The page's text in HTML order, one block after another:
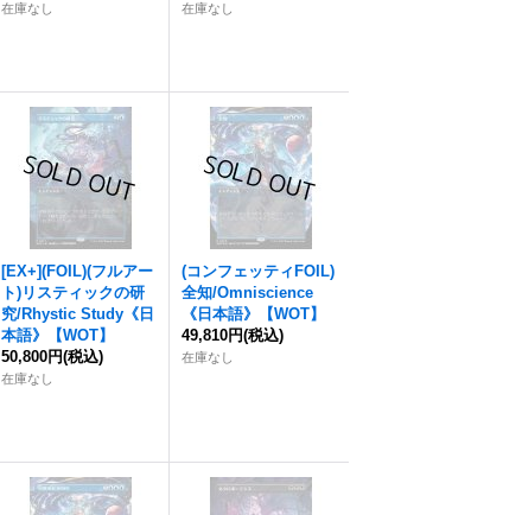
在庫なし 在庫なし
[EX+](FOIL)(フルアー
ト)リスティックの研
究/Rhystic Study《日
本語》【WOT】
50,800円(税込)
在庫なし
(コンフェッティFOIL)
全知/Omniscience
《日本語》【WOT】
49,810円(税込)
在庫なし